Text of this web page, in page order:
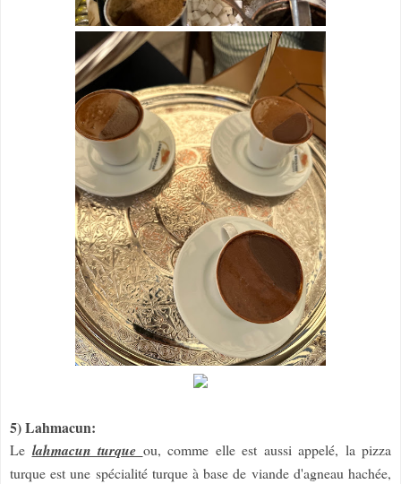
5) Lahmacun:
Le lahmacun turque ou, comme elle est aussi appelé, la pizza
turque est une spécialité turque à base de viande d'agneau hachée,